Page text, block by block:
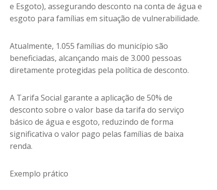
e Esgoto), assegurando desconto na conta de água e
esgoto para famílias em situação de vulnerabilidade.
Atualmente, 1.055 famílias do município são
beneficiadas, alcançando mais de 3.000 pessoas
diretamente protegidas pela política de desconto.
A Tarifa Social garante a aplicação de 50% de
desconto sobre o valor base da tarifa do serviço
básico de água e esgoto, reduzindo de forma
significativa o valor pago pelas famílias de baixa
renda.
Exemplo prático